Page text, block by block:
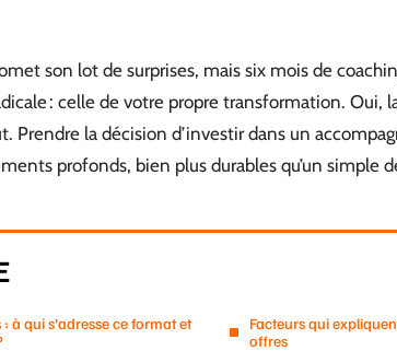
son lot de surprises, mais six mois de
: celle de votre propre transformation. Oui,
Prendre la décision d’investir dans un
profonds, bien plus durables qu’un simple
à qui s’adresse ce format et
Facteurs qui
offres